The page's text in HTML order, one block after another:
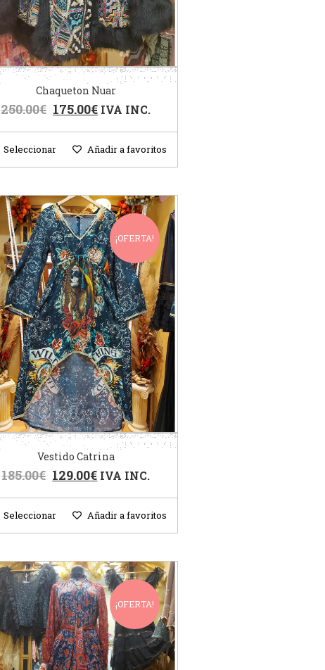
Chaqueton Nuar
250.00€ 175.00€ IVA INC.
Seleccionar Añadir a favoritos
¡OFERTA!
Vestido Catrina
185.00€ 129.00€ IVA INC.
Seleccionar Añadir a favoritos
¡OFERTA!